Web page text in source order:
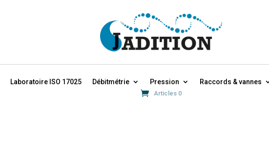
Laboratoire ISO 17025 Débitmétrie Pression Raccords & vannes
Articles 0